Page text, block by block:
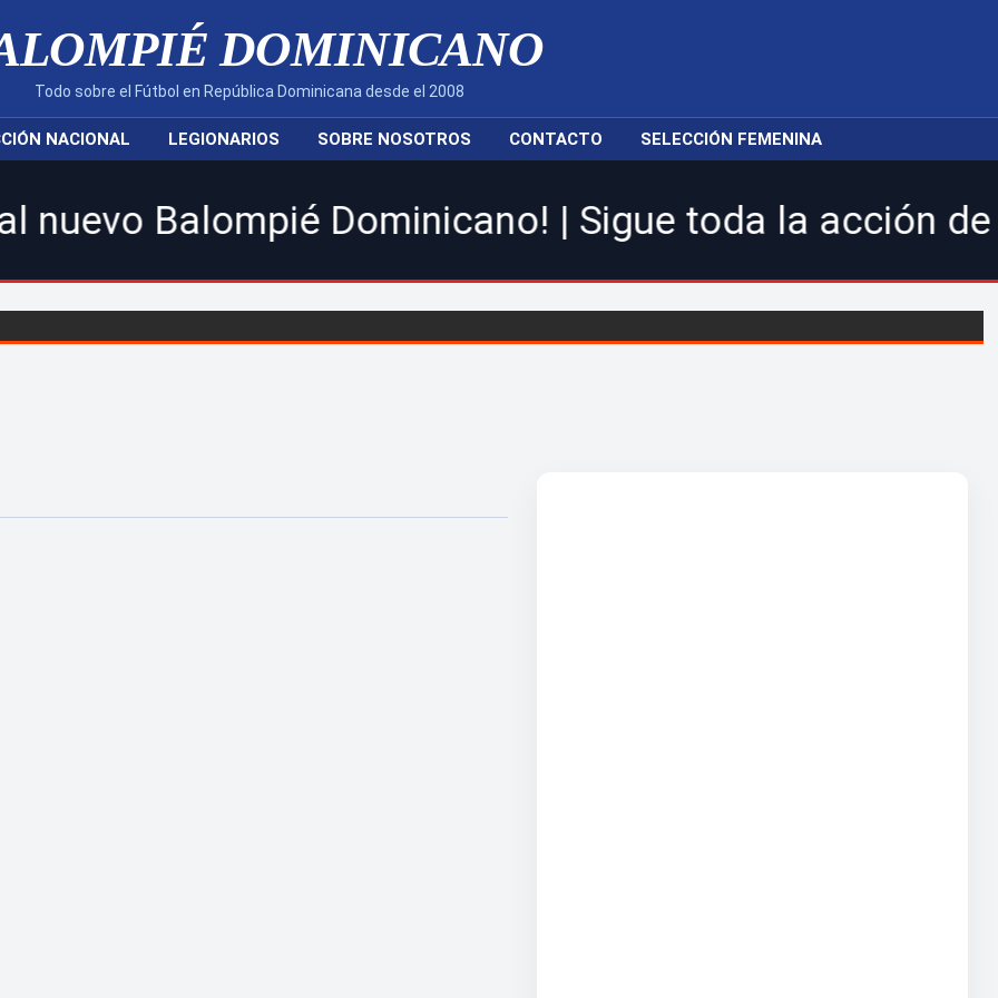
DOMINICANO
Todo sobre el Fútbol en República Dominicana desde el 2008
NACIONAL LEGIONARIOS SOBRE NOSOTROS CONTACTO SELECCIÓN FEMENINA
Dominicano! | Sigue toda la acción de la LDF,